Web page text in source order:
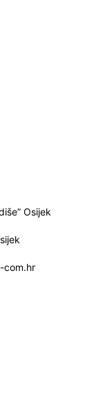
Osijek
com.hr